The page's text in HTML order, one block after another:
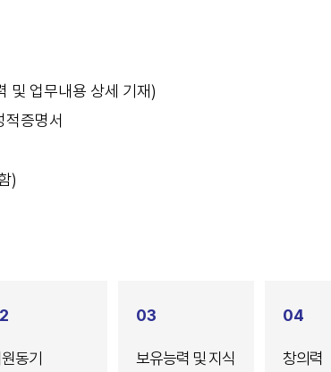
및 업무내용 상세 기재)
적증명서
)
동기
03
보유능력 및 지식
04
창의력